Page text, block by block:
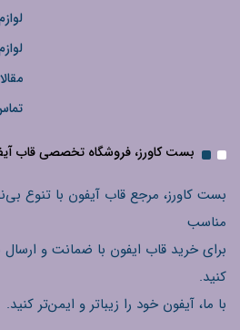
بست کاورز، فروشگاه تخصصی قاب
بست کاورز، مرجع قاب آیفون با تنوع
مناسب
برای خرید قاب ایفون با ضمانت و ارسال
کنید.
با ما، آیفون خود را زیباتر و ایمن‌تر کنید.